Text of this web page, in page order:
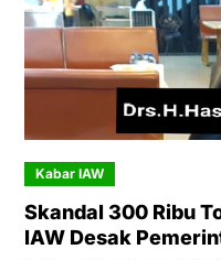
Kabar IAW
Skandal 300 Ribu
IAW Desak